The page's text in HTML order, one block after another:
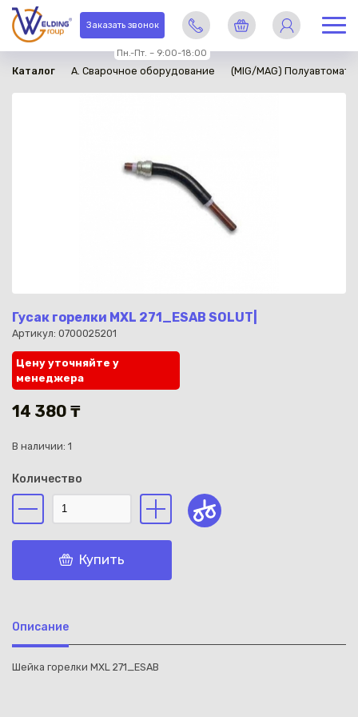
Заказать звонок
Пн.-Пт. – 9:00-18:00
Каталог A. Сварочное оборудование (MIG/MAG)
Гусак горелки MXL 271_ESAB SOLUT|
Артикул: 0700025201
в наличии
Цену уточняйте у
менеджера
14 380 ₸
В наличии: 1
Количество
Купить
Описание
Шейка горелки MXL 271_ESAB